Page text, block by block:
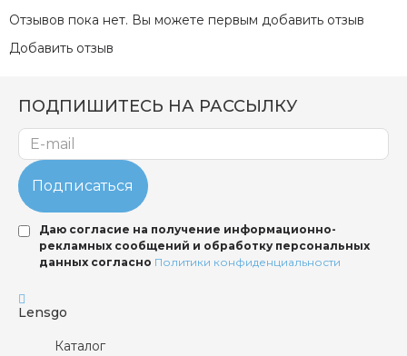
Отзывов пока нет. Вы можете первым добавить отзыв
Добавить отзыв
ПОДПИШИТЕСЬ НА РАССЫЛКУ
Подписаться
Даю согласие на получение информационно-
рекламных сообщений и обработку персональных
данных согласно Политики конфиденциальности
Lensgo
Каталог